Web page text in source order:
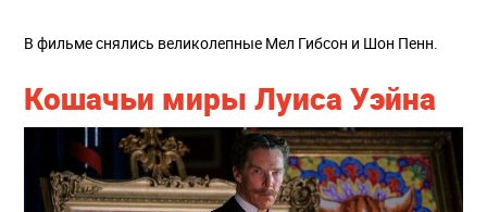
В фильме снялись великолепные Мел Гибсон и Шон Пенн.
Кошачьи миры Луиса Уэйна